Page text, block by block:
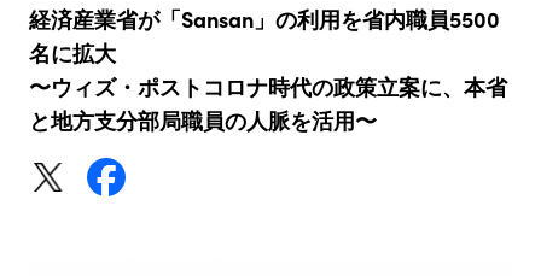
ニュース
サービス
テクノロジー
経済産業省が「Sansan」の利用を省内職員5500
名に拡大
〜ウィズ・ポストコロナ時代の政策立案に、本省
と地方支分部局職員の人脈を活用〜